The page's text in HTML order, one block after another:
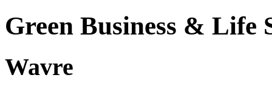
Green Business & Life
Wavre